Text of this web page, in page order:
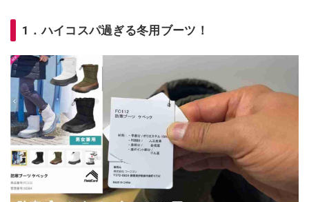
1．ハイコスパ過ぎる冬用ブーツ！